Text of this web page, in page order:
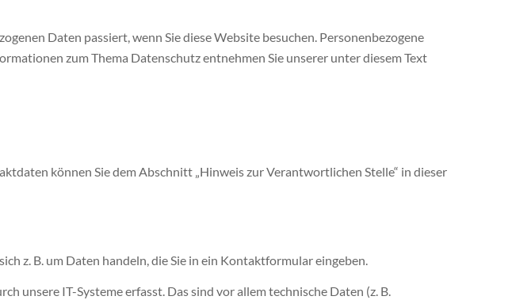
Daten passiert, wenn Sie diese Website besuchen. Personenbezogene
zum Thema Datenschutz entnehmen Sie unserer unter diesem Text
können Sie dem Abschnitt „Hinweis zur Verantwortlichen Stelle“ in dieser
z. B. um Daten handeln, die Sie in ein Kontaktformular eingeben.
unsere IT-Systeme erfasst. Das sind vor allem technische Daten (z. B.